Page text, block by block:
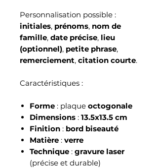
Personnalisation possible :
initiales, prénoms, nom de
famille, date précise, lieu
(optionnel), petite phrase,
remerciement, citation courte.
Caractéristiques :
Forme : plaque octogonale
Dimensions : 13.5x13.5 cm
Finition : bord biseauté
Matière : verre
Technique : gravure laser
(précise et durable)